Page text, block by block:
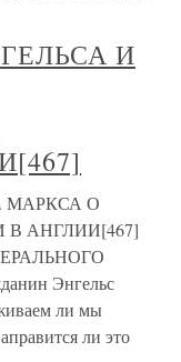
И
МАРКСА О
АНГЛИИ[467]
Энгельс
ли мы
ли это